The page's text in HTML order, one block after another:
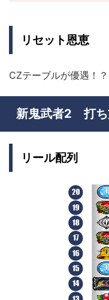
リセット恩恵
CZテーブルが優遇！？
新鬼武者2 打ち
リール配列